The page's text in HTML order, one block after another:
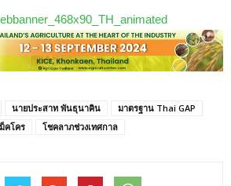
นายประสาท พันธุนาคิน
มาตรฐาน Thai GAP
คโคร โชคลาภช่วงเทศกาล